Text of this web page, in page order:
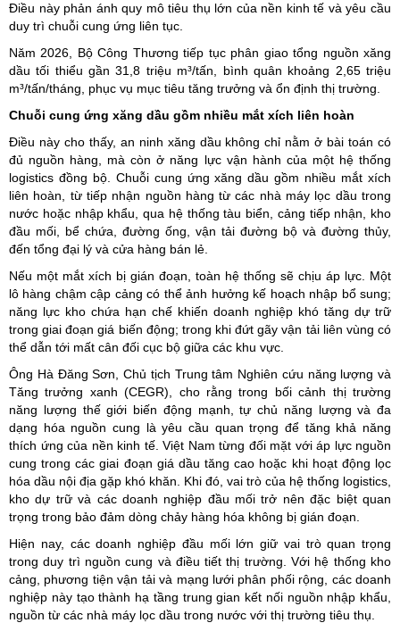
Điều này phản ánh quy mô tiêu thụ lớn của nền kinh tế và yêu cầu
duy trì chuỗi cung ứng liên tục.
Năm 2026, Bộ Công Thương tiếp tục phân giao tổng nguồn xăng
dầu tối thiểu gần 31,8 triệu m³/tấn, bình quân khoảng 2,65 triệu
m³/tấn/tháng, phục vụ mục tiêu tăng trưởng và ổn định thị trường.
Chuỗi cung ứng xăng dầu gồm nhiều mắt xích liên hoàn
Điều này cho thấy, an ninh xăng dầu không chỉ nằm ở bài toán có
đủ nguồn hàng, mà còn ở năng lực vận hành của một hệ thống
logistics đồng bộ. Chuỗi cung ứng xăng dầu gồm nhiều mắt xích
liên hoàn, từ tiếp nhận nguồn hàng từ các nhà máy lọc dầu trong
nước hoặc nhập khẩu, qua hệ thống tàu biển, cảng tiếp nhận, kho
đầu mối, bể chứa, đường ống, vận tải đường bộ và đường thủy,
đến tổng đại lý và cửa hàng bán lẻ.
Nếu một mắt xích bị gián đoạn, toàn hệ thống sẽ chịu áp lực. Một
lô hàng chậm cập cảng có thể ảnh hưởng kế hoạch nhập bổ sung;
năng lực kho chứa hạn chế khiến doanh nghiệp khó tăng dự trữ
trong giai đoạn giá biến động; trong khi đứt gãy vận tải liên vùng có
thể dẫn tới mất cân đối cục bộ giữa các khu vực.
Ông Hà Đăng Sơn, Chủ tịch Trung tâm Nghiên cứu năng lượng và
Tăng trưởng xanh (CEGR), cho rằng trong bối cảnh thị trường
năng lượng thế giới biến động mạnh, tự chủ năng lượng và đa
dạng hóa nguồn cung là yêu cầu quan trọng để tăng khả năng
thích ứng của nền kinh tế. Việt Nam từng đối mặt với áp lực nguồn
cung trong các giai đoạn giá dầu tăng cao hoặc khi hoạt động lọc
hóa dầu nội địa gặp khó khăn. Khi đó, vai trò của hệ thống logistics,
kho dự trữ và các doanh nghiệp đầu mối trở nên đặc biệt quan
trọng trong bảo đảm dòng chảy hàng hóa không bị gián đoạn.
Hiện nay, các doanh nghiệp đầu mối lớn giữ vai trò quan trọng
trong duy trì nguồn cung và điều tiết thị trường. Với hệ thống kho
cảng, phương tiện vận tải và mạng lưới phân phối rộng, các doanh
nghiệp này tạo thành hạ tầng trung gian kết nối nguồn nhập khẩu,
nguồn từ các nhà máy lọc dầu trong nước với thị trường tiêu thụ.